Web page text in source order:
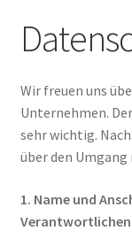
Kontakt
Wir freuen uns
Unternehmen.
sehr wichtig.
über den
1. Name und
Verantwortlichen